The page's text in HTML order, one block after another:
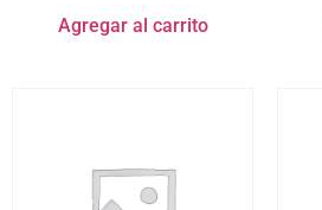
Agregar al carrito